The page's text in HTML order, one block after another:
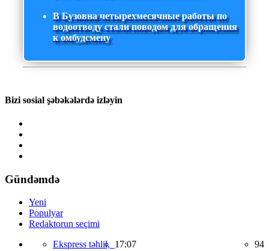
В Бузовна четырехмесячные работы по
водоотводу стали поводом для обращения
к омбудсмену
Bizi sosial şəbəkələrdə izləyin
Gündəmdə
Yeni
Populyar
Redaktorun seçimi
Ekspress təhlil, 17:07 94